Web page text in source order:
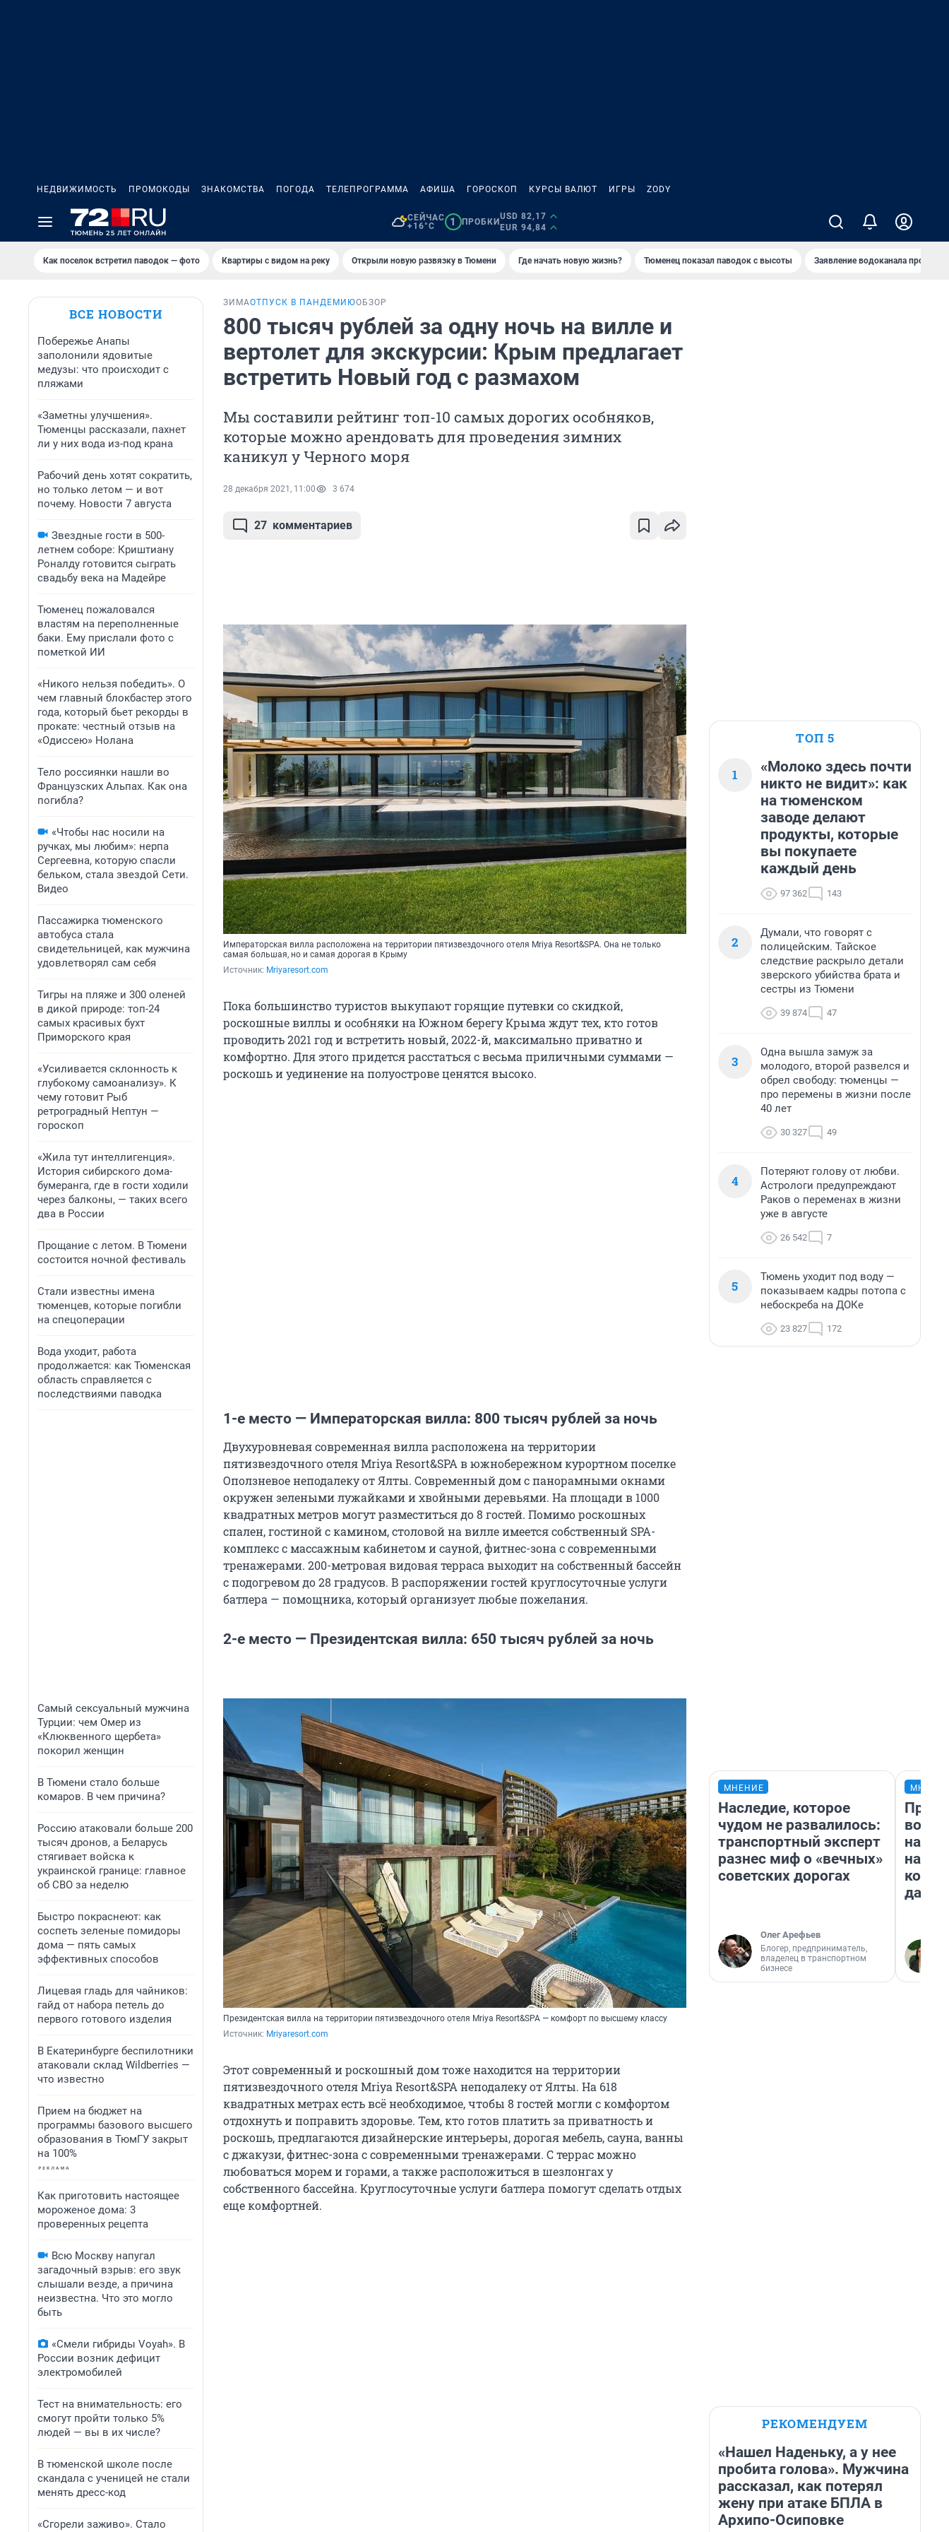
НЕДВИЖИМОСТЬ ПРОМОКОДЫ ЗНАКОМСТВА ПОГОДА ТЕЛЕПРОГРАММА АФИША ГОРОСКОП КУРСЫ ВАЛЮТ ИГРЫ ZODY
СЕЙЧАС
+16°C
1 ПРОБКИ
USD 82,17
EUR 94,84
Как поселок встретил паводок — фото Квартиры с видом на реку Открыли новую развязку в Тюмени Где начать новую жизнь? Тюменец показал паводок с высоты Заявление водоканала про
ВСЕ НОВОСТИ
Побережье Анапы
заполонили ядовитые
медузы: что происходит с
пляжами
«Заметны улучшения».
Тюменцы рассказали, пахнет
ли у них вода из-под крана
Рабочий день хотят сократить,
но только летом — и вот
почему. Новости 7 августа
Звездные гости в 500-
летнем соборе: Криштиану
Роналду готовится сыграть
свадьбу века на Мадейре
Тюменец пожаловался
властям на переполненные
баки. Ему прислали фото с
пометкой ИИ
«Никого нельзя победить». О
чем главный блокбастер этого
года, который бьет рекорды в
прокате: честный отзыв на
«Одиссею» Нолана
Тело россиянки нашли во
Французских Альпах. Как она
погибла?
«Чтобы нас носили на
ручках, мы любим»: нерпа
Сергеевна, которую спасли
бельком, стала звездой Сети.
Видео
Пассажирка тюменского
автобуса стала
свидетельницей, как мужчина
удовлетворял сам себя
Тигры на пляже и 300 оленей
в дикой природе: топ-24
самых красивых бухт
Приморского края
«Усиливается склонность к
глубокому самоанализу». К
чему готовит Рыб
ретроградный Нептун —
гороскоп
«Жила тут интеллигенция».
История сибирского дома-
бумеранга, где в гости ходили
через балконы, — таких всего
два в России
Прощание с летом. В Тюмени
состоится ночной фестиваль
Стали известны имена
тюменцев, которые погибли
на спецоперации
Вода уходит, работа
продолжается: как Тюменская
область справляется с
последствиями паводка
Самый сексуальный мужчина
Турции: чем Омер из
«Клюквенного щербета»
покорил женщин
В Тюмени стало больше
комаров. В чем причина?
Россию атаковали больше 200
тысяч дронов, а Беларусь
стягивает войска к
украинской границе: главное
об СВО за неделю
Быстро покраснеют: как
соспеть зеленые помидоры
дома — пять самых
эффективных способов
Лицевая гладь для чайников:
гайд от набора петель до
первого готового изделия
В Екатеринбурге беспилотники
атаковали склад Wildberries —
что известно
Прием на бюджет на
программы базового высшего
образования в ТюмГУ закрыт
на 100%
Как приготовить настоящее
мороженое дома: 3
проверенных рецепта
Всю Москву напугал
загадочный взрыв: его звук
слышали везде, а причина
неизвестна. Что это могло
быть
«Смели гибриды Voyah». В
России возник дефицит
электромобилей
Тест на внимательность: его
смогут пройти только 5%
людей — вы в их числе?
В тюменской школе после
скандала с ученицей не стали
менять дресс-код
«Сгорели заживо». Стало
ЗИМАОТПУСК В ПАНДЕМИЮОБЗОР
800 тысяч рублей за одну ночь на вилле и
вертолет для экскурсии: Крым предлагает
встретить Новый год с размахом
Мы составили рейтинг топ-10 самых дорогих особняков,
которые можно арендовать для проведения зимних
каникул у Черного моря
28 декабря 2021, 11:00 3 674
27 комментариев
Императорская вилла расположена на территории пятизвездочного отеля Mriya Resort&SPA. Она не только
самая большая, но и самая дорогая в Крыму
Источник: Mriyaresort.com
Пока большинство туристов выкупают горящие путевки со скидкой,
роскошные виллы и особняки на Южном берегу Крыма ждут тех, кто готов
проводить 2021 год и встретить новый, 2022-й, максимально приватно и
комфортно. Для этого придется расстаться с весьма приличными суммами —
роскошь и уединение на полуострове ценятся высоко.
1-е место — Императорская вилла: 800 тысяч рублей за ночь
Двухуровневая современная вилла расположена на территории
пятизвездочного отеля Mriya Resort&SPA в южнобережном курортном поселке
Оползневое неподалеку от Ялты. Современный дом с панорамными окнами
окружен зелеными лужайками и хвойными деревьями. На площади в 1000
квадратных метров могут разместиться до 8 гостей. Помимо роскошных
спален, гостиной с камином, столовой на вилле имеется собственный SPA-
комплекс с массажным кабинетом и сауной, фитнес-зона с современными
тренажерами. 200-метровая видовая терраса выходит на собственный бассейн
с подогревом до 28 градусов. В распоряжении гостей круглосуточные услуги
батлера — помощника, который организует любые пожелания.
2-е место — Президентская вилла: 650 тысяч рублей за ночь
Президентская вилла на территории пятизвездочного отеля Mriya Resort&SPA — комфорт по высшему классу
Источник: Mriyaresort.com
Этот современный и роскошный дом тоже находится на территории
пятизвездочного отеля Mriya Resort&SPA неподалеку от Ялты. На 618
квадратных метрах есть всё необходимое, чтобы 8 гостей могли с комфортом
отдохнуть и поправить здоровье. Тем, кто готов платить за приватность и
роскошь, предлагаются дизайнерские интерьеры, дорогая мебель, сауна, ванны
с джакузи, фитнес-зона с современными тренажерами. С террас можно
любоваться морем и горами, а также расположиться в шезлонгах у
собственного бассейна. Круглосуточные услуги батлера помогут сделать отдых
еще комфортней.
ТОП 5
1
«Молоко здесь почти
никто не видит»: как
на тюменском
заводе делают
продукты, которые
вы покупаете
каждый день
97 362 143
2
Думали, что говорят с
полицейским. Тайское
следствие раскрыло детали
зверского убийства брата и
сестры из Тюмени
39 874 47
3
Одна вышла замуж за
молодого, второй развелся и
обрел свободу: тюменцы —
про перемены в жизни после
40 лет
30 327 49
4
Потеряют голову от любви.
Астрологи предупреждают
Раков о переменах в жизни
уже в августе
26 542 7
5
Тюмень уходит под воду —
показываем кадры потопа с
небоскреба на ДОКе
23 827 172
МНЕНИЕ
Наследие, которое
чудом не развалилось:
транспортный эксперт
разнес миф о «вечных»
советских дорогах
Олег Арефьев
Блогер, предприниматель,
владелец в транспортном
бизнесе
нам
даже
РЕКОМЕНДУЕМ
«Нашел Наденьку, а у нее
пробита голова». Мужчина
рассказал, как потерял
жену при атаке БПЛА в
Архипо-Осиповке